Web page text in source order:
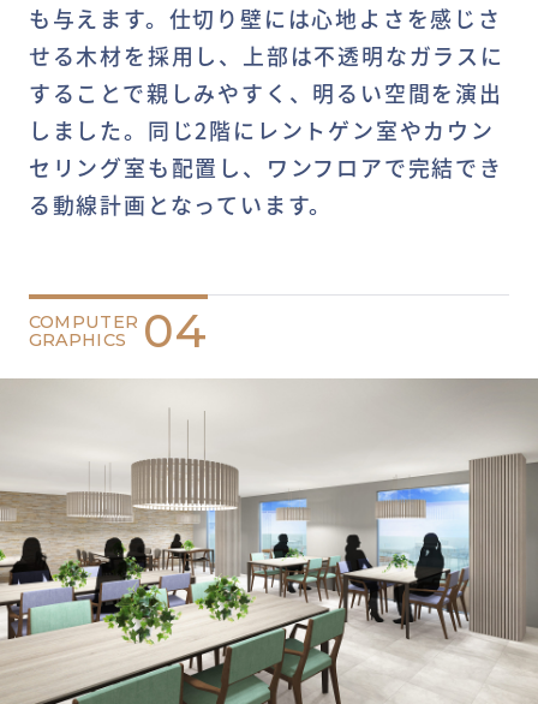
も与えます。仕切り壁には心地よさを感じさ
せる木材を採用し、上部は不透明なガラスに
することで親しみやすく、明るい空間を演出
しました。同じ2階にレントゲン室やカウン
セリング室も配置し、ワンフロアで完結でき
る動線計画となっています。
COMPUTER
GRAPHICS
04